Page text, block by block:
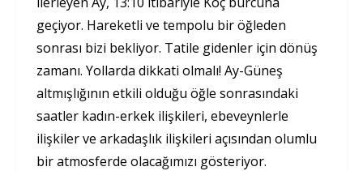
geçiyor. Hareketli ve tempolu bir öğleden
sonrası bizi bekliyor. Tatile gidenler için dönüş
zamanı. Yollarda dikkati olmalı! Ay-Güneş
altmışlığının etkili olduğu öğle sonrasındaki
saatler kadın-erkek ilişkileri, ebeveynlerle
ilişkiler ve arkadaşlık ilişkileri açısından olumlu
bir atmosferde olacağımızı gösteriyor.